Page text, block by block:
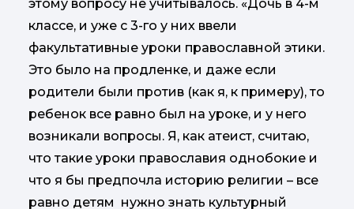
этому вопросу не учитывалось. «Дочь в 4-м
классе, и уже с 3-го у них ввели
факультативные уроки православной этики.
Это было на продленке, и даже если
родители были против (как я, к примеру), то
ребенок все равно был на уроке, и у него
возникали вопросы. Я, как атеист, считаю,
что такие уроки православия однобокие и
что я бы предпочла историю религии – все
равно детям нужно знать культурный